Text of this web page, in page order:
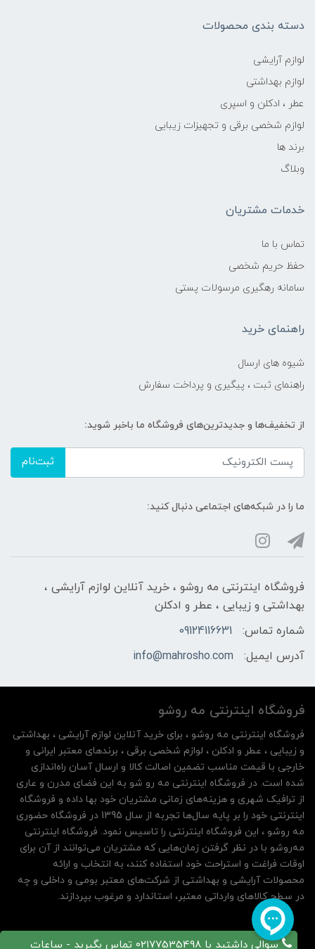
دسته بندی محصولات
لوازم آرایشی
لوازم بهداشتی
عطر ، ادکلن و اسپری
لوازم شخصی برقی و تجهیزات زیبایی
برند ها
وبلاگ
خدمات مشتریان
تماس با ما
حفظ حریم شخصی
سامانه رهگیری مرسولات پستی
راهنمای خرید
شیوه های ارسال
راهنمای ثبت ، پیگیری و پرداخت سفارش
از تخفیف‌ها و جدیدترین‌های فروشگاه ما باخبر شوید:
ثبت‌نام
ما را در شبکه‌های اجتماعی دنبال کنید:
فروشگاه اینترنتی مه‌ رو‌شو ، خرید آنلاین لوازم آرایشی ،
بهداشتی و زیبایی ، عطر و ادکلن
شماره تماس:
09124116631
آدرس ایمیل:
info@mahrosho.com
سوالی داشتید با 02177535498 تماس بگیرید - ساعات
فروشگاه اینترنتی مه‌ رو‌شو
فروشگاه اینترنتی مه‌ رو‌شو ، برای خرید آنلاین لوازم آرایشی ، بهداشتی
و زیبایی ، عطر و ادکلن ، لوازم شخصی برقی ، برندهای معتبر ایرانی و
خارجی با قیمت مناسب تضمین اصالت کالا و ارسال آسان راه‌اندازی
شده است. در فروشگاه اینترنتی مه رو شو به این فضای مدرن و عاری
از ترافیک شهری و هزینه‌های زمانی مشتریان خود بها داده و فروشگاه
اینترنتی خود را بر پایه سال‌ها تجربه از سال 1395 در فروشگاه حضوری
مه روشو ، این فروشگاه اینترنتی را تاسیس نمود. فروشگاه اینترنتی
مه‌رو‌شو با در نظر گرفتن زمان‌هایی که مشتریان می‌توانند از آن‌ برای
اوقات فراغت و استراحت خود استفاده کنند، به انتخاب و ارائه
محصولات آرایشی و بهداشتی از شرکت‌های معتبر بومی و داخلی و چه
در سطح کالاهای وارداتی معتبر، استاندارد و مرغوب بپردازند.